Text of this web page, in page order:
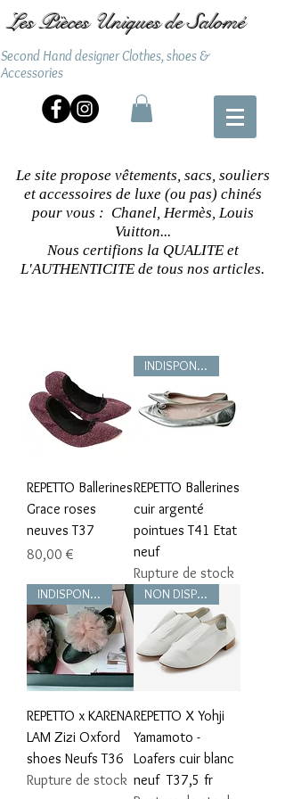
Les Pièces Uniques de Salomé
Second Hand designer Clothes, shoes &
Accessories
Le site propose vêtements, sacs, souliers
et accessoires de luxe (ou pas) chinés
pour vous : Chanel, Hermès, Louis
Vuitton...
Nous certifions la QUALITE et
L'AUTHENTICITE de tous nos articles.
REPETTO Ballerines
Grace roses
neuves T37
Prix
80,00 €
INDISPONIBLE
REPETTO Ballerines
cuir argenté
pointues T41 Etat
neuf
Rupture de stock
INDISPONIBLE
REPETTO x KARENA
LAM Zizi Oxford
shoes Neufs T36
Rupture de stock
NON DISPONIBLE
REPETTO X Yohji
Yamamoto -
Loafers cuir blanc
neuf T37,5 fr